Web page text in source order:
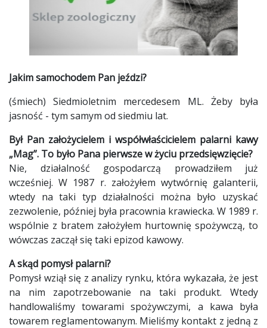
Jakim samochodem Pan jeździ?
(śmiech) Siedmioletnim mercedesem ML. Żeby była
jasność - tym samym od siedmiu lat.
Był Pan założycielem i współwłaścicielem palarni kawy
„Mag”. To było Pana pierwsze w życiu przedsięwzięcie?
Nie, działalność gospodarczą prowadziłem już
wcześniej. W 1987 r. założyłem wytwórnię galanterii,
wtedy na taki typ działalności można było uzyskać
zezwolenie, później była pracownia krawiecka. W 1989 r.
wspólnie z bratem założyłem hurtownię spożywczą, to
wówczas zaczął się taki epizod kawowy.
A skąd pomysł palarni?
Pomysł wziął się z analizy rynku, która wykazała, że jest
na nim zapotrzebowanie na taki produkt. Wtedy
handlowaliśmy towarami spożywczymi, a kawa była
towarem reglamentowanym. Mieliśmy kontakt z jedną z